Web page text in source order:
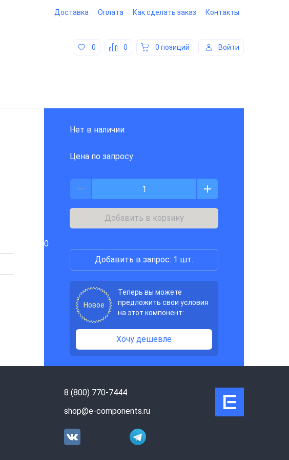
Доставка Оплата Как сделать заказ Контакты
0 0 0 позиций Войти
Нет в наличии
Цена по запросу
Добавить в корзину
0
Добавить в запрос: 1 шт.
Новое
Теперь вы можете
предложить свои условия
на этот компонент:
Хочу дешевле
8 (800) 770-7444
shop@e-components.ru